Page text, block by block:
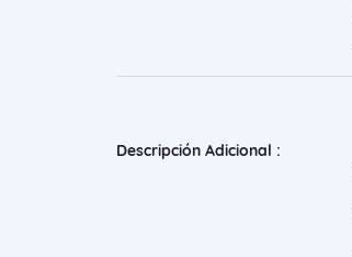
Descripción Adicional :